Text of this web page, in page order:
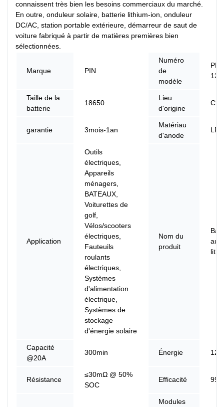
connaissent très bien les besoins commerciaux du marché.
En outre, onduleur solaire, batterie lithium-ion, onduleur
DC/AC, station portable extérieure, démarreur de saut de
voiture fabriqué à partir de matières premières bien
sélectionnées.
Marque PIN
Numéro
de
modèle
Taille de la
batterie
18650
Lieu
d'origine
garantie 3mois-1an
Matériau
d'anode
LFP
Application
Outils
électriques,
Appareils
ménagers,
BATEAUX,
Voiturettes de
golf,
Vélos/scooters
électriques,
Fauteuils
roulants
électriques,
Systèmes
d'alimentation
électrique,
Systèmes de
stockage
d'énergie solaire
Nom du
produit
au
Capacité
@20A
300min Énergie
Résistance
≤30mΩ @ 50%
SOC
Efficacité 99%
Modules